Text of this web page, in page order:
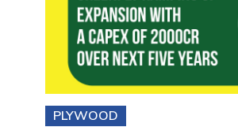
PLYWOOD